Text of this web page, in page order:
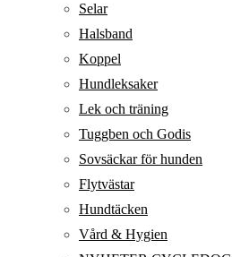
Selar
Halsband
Koppel
Hundleksaker
Lek och träning
Tuggben och Godis
Sovsäckar för hunden
Flytvästar
Hundtäcken
Vård & Hygien